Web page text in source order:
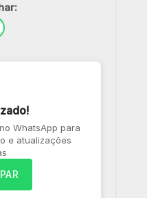
WhatsApp para
e atualizações